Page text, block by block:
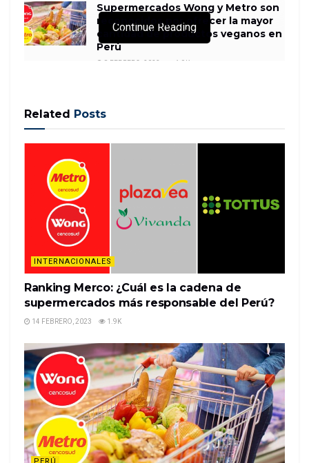
Supermercados Wong y Metro son
reconocidos por ofrecer la mayor
cantidad de productos veganos en
Perú
8 FEBRERO, 2023 1.9K
after the Chinese online-retail giant completed the
biggest stock offering so far this year.
The secondary listing was a vote of confidence in
Hong Kong as a financia…
%%item_leer_más_button%%
Continue Reading
Related Posts
INTERNACIONALES
Ranking Merco: ¿Cuál es la cadena de
supermercados más responsable del Perú?
14 FEBRERO, 2023 1.9K
PERÚ